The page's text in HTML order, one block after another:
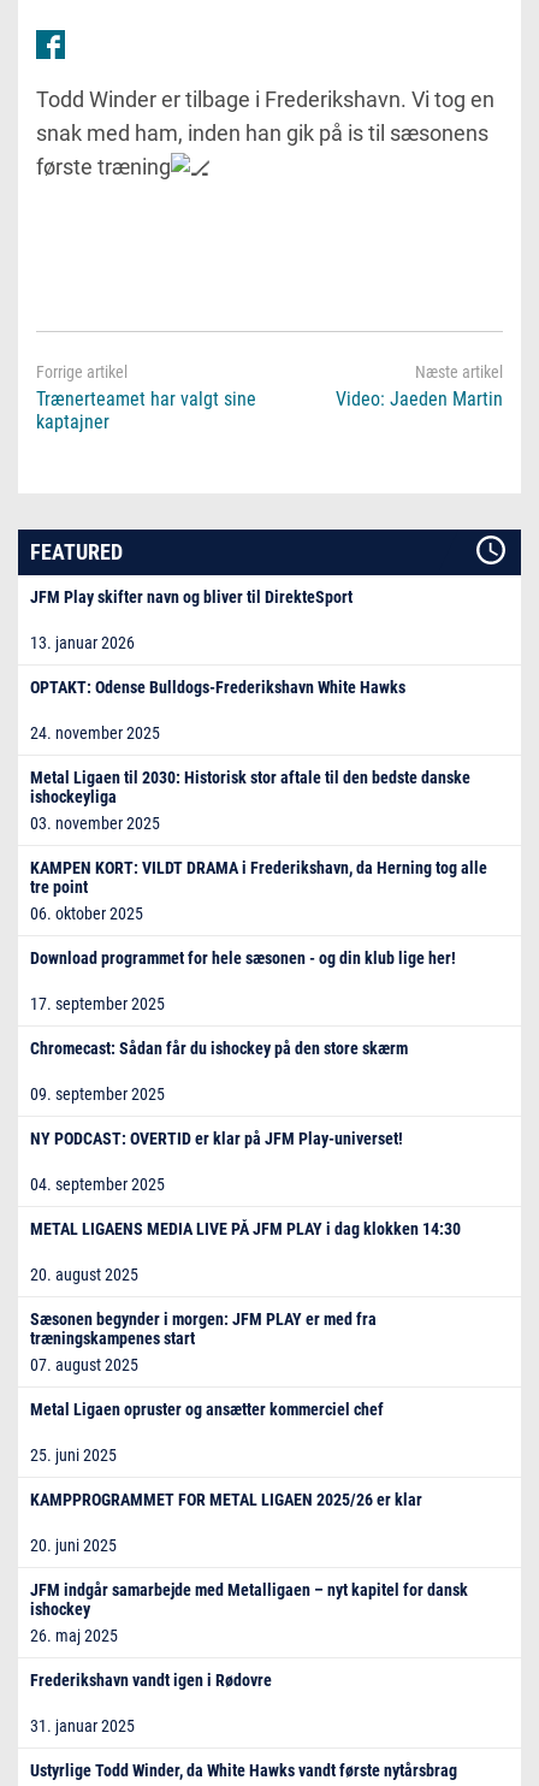
Todd Winder er tilbage i Frederikshavn. Vi tog en
snak med ham, inden han gik på is til sæsonens
første træning
Trænerteamet har valgt sine
kaptajner
Video: Jaeden Martin
FEATURED
JFM Play skifter navn og bliver til DirekteSport
13. januar 2026
OPTAKT: Odense Bulldogs-Frederikshavn White Hawks
24. november 2025
Metal Ligaen til 2030: Historisk stor aftale til den bedste danske
ishockeyliga
03. november 2025
KAMPEN KORT: VILDT DRAMA i Frederikshavn, da Herning tog alle
tre point
06. oktober 2025
Download programmet for hele sæsonen - og din klub lige her!
17. september 2025
Chromecast: Sådan får du ishockey på den store skærm
09. september 2025
NY PODCAST: OVERTID er klar på JFM Play-universet!
04. september 2025
METAL LIGAENS MEDIA LIVE PÅ JFM PLAY i dag klokken 14:30
20. august 2025
Sæsonen begynder i morgen: JFM PLAY er med fra
træningskampenes start
07. august 2025
Metal Ligaen opruster og ansætter kommerciel chef
25. juni 2025
KAMPPROGRAMMET FOR METAL LIGAEN 2025/26 er klar
20. juni 2025
JFM indgår samarbejde med Metalligaen – nyt kapitel for dansk
ishockey
26. maj 2025
Frederikshavn vandt igen i Rødovre
31. januar 2025
Ustyrlige Todd Winder, da White Hawks vandt første nytårsbrag